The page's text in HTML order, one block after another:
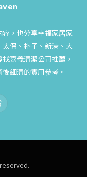
，也分享幸福家居家
保、朴子、新港、大
嘉義清潔公司推薦，
細清的實用參考。